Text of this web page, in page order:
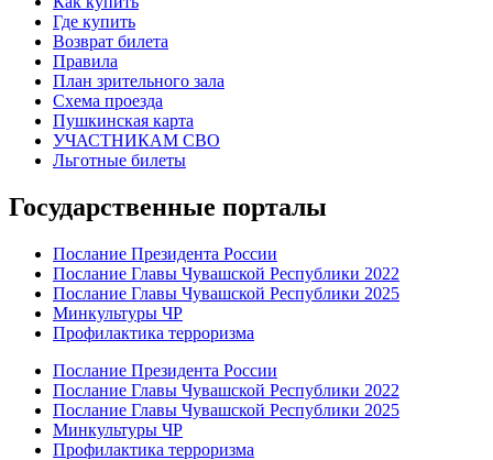
Где купить
Возврат билета
Правила
План зрительного зала
Схема проезда
Пушкинская карта
УЧАСТНИКАМ СВО
Льготные билеты
Государственные порталы
Послание Президента России
Послание Главы Чувашской Республики 2022
Послание Главы Чувашской Республики 2025
Минкультуры ЧР
Профилактика терроризма
Послание Президента России
Послание Главы Чувашской Республики 2022
Послание Главы Чувашской Республики 2025
Минкультуры ЧР
Профилактика терроризма